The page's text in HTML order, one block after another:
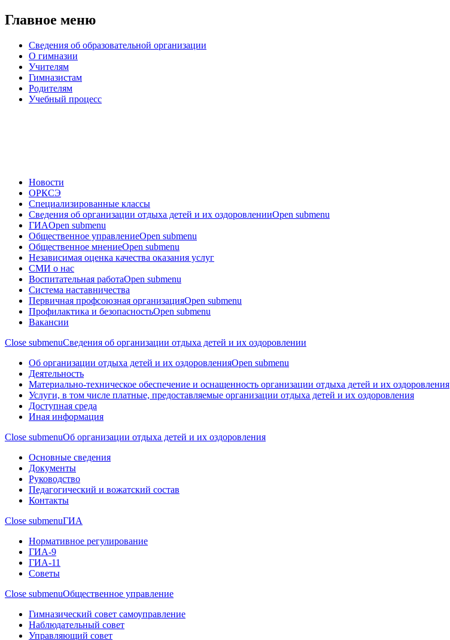
Главное меню
Сведения об образовательной организации
О гимназии
Учителям
Гимназистам
Родителям
Учебный процесс
Новости
ОРКСЭ
Специализированные классы
Сведения об организации отдыха детей и их оздоровленииOpen submenu
ГИАOpen submenu
Общественное управлениеOpen submenu
Общественное мнениеOpen submenu
Независимая оценка качества оказания услуг
СМИ о нас
Воспитательная работаOpen submenu
Система наставничества
Первичная профсоюзная организацияOpen submenu
Профилактика и безопасностьOpen submenu
Вакансии
Close submenuСведения об организации отдыха детей и их оздоровлении
Об организации отдыха детей и их оздоровленияOpen submenu
Деятельность
Материально-техническое обеспечение и оснащенность организации отдыха детей и их оздоровления
Услуги, в том числе платные, предоставляемые организации отдыха детей и их оздоровления
Доступная среда
Иная информация
Close submenuОб организации отдыха детей и их оздоровления
Основные сведения
Документы
Руководство
Педагогический и вожатский состав
Контакты
Close submenuГИА
Нормативное регулирование
ГИА-9
ГИА-11
Советы
Close submenuОбщественное управление
Гимназический совет самоуправление
Наблюдательный совет
Управляющий совет